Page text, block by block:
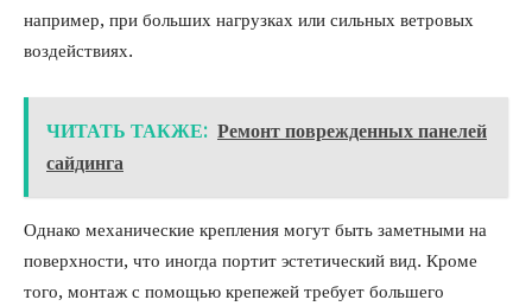
например, при больших нагрузках или сильных ветровых
воздействиях.
ЧИТАТЬ ТАКЖЕ: Ремонт поврежденных панелей
сайдинга
Однако механические крепления могут быть заметными на
поверхности, что иногда портит эстетический вид. Кроме
того, монтаж с помощью крепежей требует большего